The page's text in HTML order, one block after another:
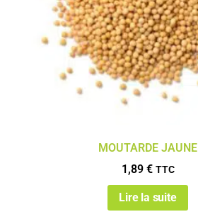
MOUTARDE JAUNE
1,89 € TTC
Lire la suite